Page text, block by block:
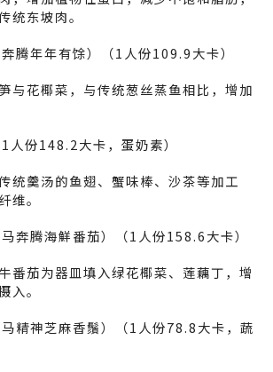
统东坡肉。
腾年年有馀）（1人份109.9大卡）
与花椰菜，与传统葱丝蒸鱼相比，增加
人份148.2大卡，蛋奶素）
统羹汤的鱼翅、蟹味棒、沙茶等加工
维。
奔腾海鮮番茄）（1人份158.6大卡）
番茄为器皿填入绿花椰菜、莲藕丁，增
入。
精神芝麻香鬚）（1人份78.8大卡，蔬